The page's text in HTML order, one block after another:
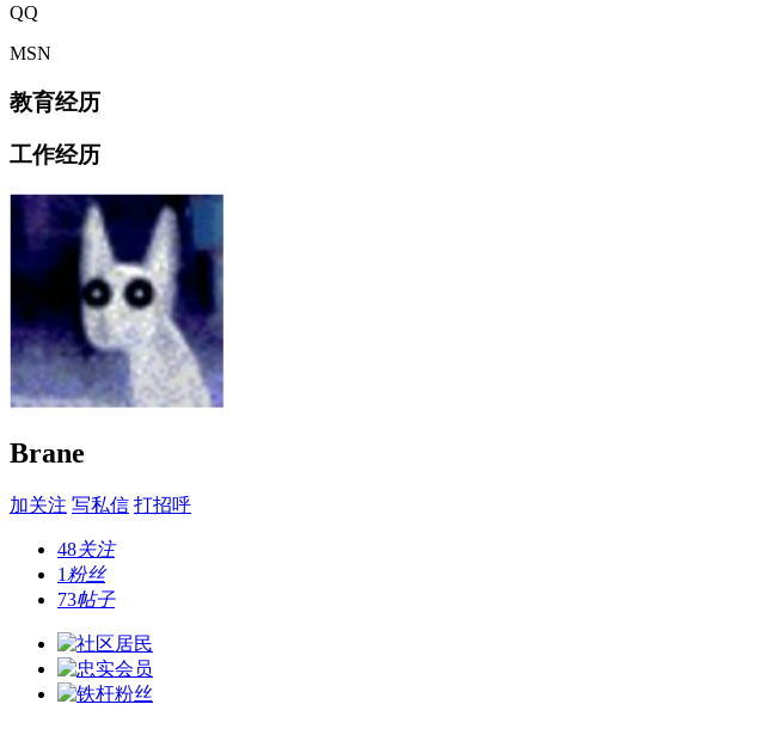
QQ
MSN
教育经历
工作经历
Brane
加关注 写私信 打招呼
48关注
1 粉丝
73帖子